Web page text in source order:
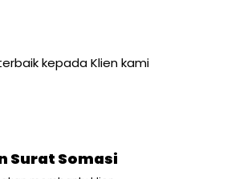
kepada Klien kami
Surat Somasi